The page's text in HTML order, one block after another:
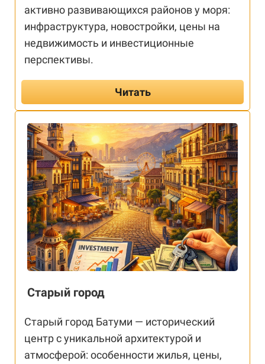
активно развивающихся районов у моря:
инфраструктура, новостройки, цены на
недвижимость и инвестиционные
перспективы.
Читать
Старый город
Старый город Батуми — исторический
центр с уникальной архитектурой и
атмосферой: особенности жилья, цены,